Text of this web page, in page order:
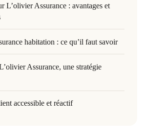
L’olivier Assurance : avantages et
habitation : ce qu’il faut savoir
Assurance, une stratégie
accessible et réactif